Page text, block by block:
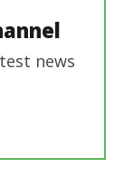
news